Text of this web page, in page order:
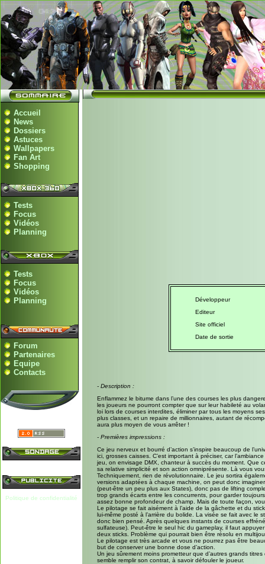
Accueil
News
Dossiers
Astuces
Wallpapers
Fan Art
Shopping
Tests
Focus
Vidéos
Planning
Tests
Focus
Vidéos
Planning
Forum
Partenaires
Equipe
Contacts
Politique de confidentialité
Développeur
Editeur
Site officiel
Date de sortie
- Description :
Enflammez le bitume dans l’une des courses les plus
les joueurs ne pourront compter que sur leur habileté au
loi lors de courses interdites, éliminer par tous les moyens
plus classes, et un repaire de millionnaires, autant de
aura plus moyen de vous arrêter !
- Premières impressions :
Ce jeu nerveux et bourré d’action s’inspire beaucoup de
ici, grosses caisses. C’est important à préciser, car
jeu, on envisage DMX, chanteur à succès du moment. Que
sa relative simplicité et son action omniprésente. Là vous
Techniquement, rien de révolutionnaire. Le jeu sortira
versions adaptées à chaque machine, on peut donc
(peut-être un peu plus aux States), donc pas de lifting
trop grands écarts entre les concurrents, pour garder
assez bonne profondeur de champ. Mais de toute façon,
Le pilotage se fait aisément à l’aide de la gâchette et du
lui-même posté à l’arrière du bolide. La visée se fait avec le
donc bien pensé. Après quelques instants de courses
sulfateuse). Peut-être le seul hic du gameplay, il faut
deux sticks. Problème qui pourrait bien être résolu en
Le pilotage est très arcade et vous ne pourrez pas être
but de conserver une bonne dose d’action.
Un jeu sûrement moins prometteur que d’autres grands
semble remplir son contrat, à savoir défouler le joueur.